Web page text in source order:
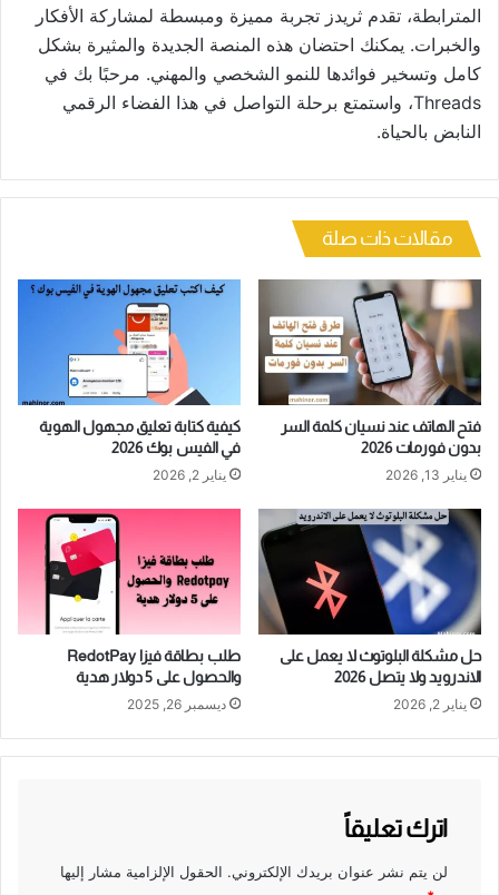
المترابطة، تقدم ثريدز تجربة مميزة ومبسطة لمشاركة الأفكار
والخبرات. يمكنك احتضان هذه المنصة الجديدة والمثيرة بشكل
كامل وتسخير فوائدها للنمو الشخصي والمهني. مرحبًا بك في
Threads، واستمتع برحلة التواصل في هذا الفضاء الرقمي
النابض بالحياة.
مقالات ذات صلة
فتح الهاتف عند نسيان كلمة السر
بدون فورمات 2026
يناير 13, 2026
كيفية كتابة تعليق مجهول الهوية
في الفيس بوك 2026
يناير 2, 2026
حل مشكلة البلوتوث لا يعمل على
الاندرويد ولا يتصل 2026
يناير 2, 2026
طلب بطاقة فيزا RedotPay
والحصول على 5 دولار هدية
ديسمبر 26, 2025
اترك تعليقاً
لن يتم نشر عنوان بريدك الإلكتروني. الحقول الإلزامية مشار إليها